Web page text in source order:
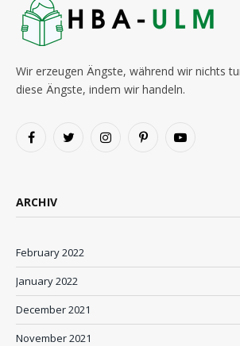
Wir erzeugen Ängste, während wir nichts
diese Ängste, indem wir handeln.
FacebookTwitter InstagramPinterestYouTube
ARCHIV
February 2022
January 2022
December 2021
November 2021